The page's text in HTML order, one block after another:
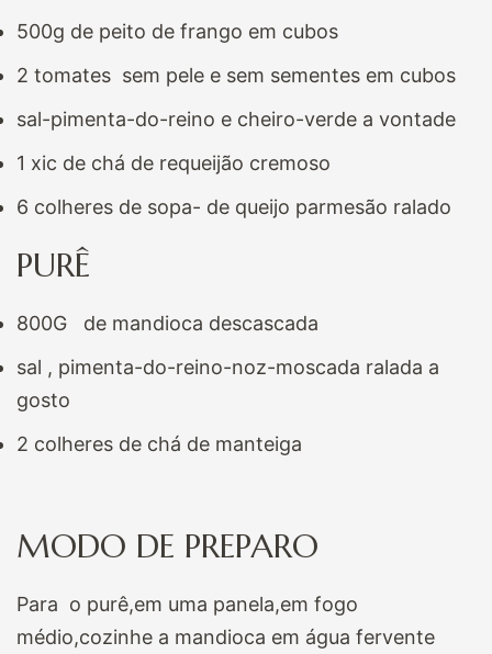
500g de peito de frango em cubos
2 tomates sem pele e sem sementes em cubos
sal-pimenta-do-reino e cheiro-verde a vontade
1 xic de chá de requeijão cremoso
6 colheres de sopa- de queijo parmesão ralado
PURÊ
800G de mandioca descascada
sal , pimenta-do-reino-noz-moscada ralada a
gosto
2 colheres de chá de manteiga
MODO DE PREPARO
Para o purê,em uma panela,em fogo
médio,cozinhe a mandioca em água fervente